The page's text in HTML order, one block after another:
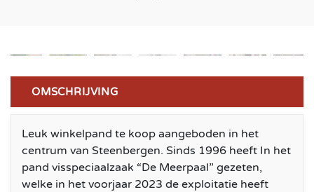
OMSCHRIJVING
Leuk winkelpand te koop aangeboden in het
centrum van Steenbergen. Sinds 1996 heeft In het
pand visspeciaalzaak “De Meerpaal” gezeten,
welke in het voorjaar 2023 de exploitatie heeft